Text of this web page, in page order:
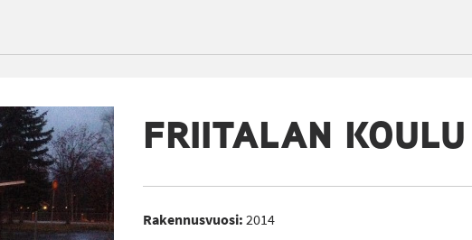
FRIITALAN KOULU
Rakennusvuosi:2014